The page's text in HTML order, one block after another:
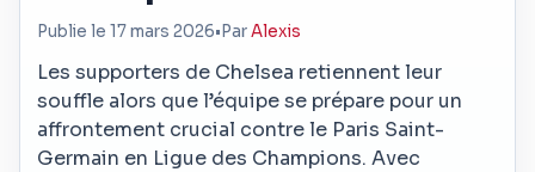
Publie le 17 mars 2026• ParAlexis
Les supporters de Chelsea retiennent leur
souffle alors que l’équipe se prépare pour un
affrontement crucial contre le Paris Saint-
Germain en Ligue des Champions. Avec